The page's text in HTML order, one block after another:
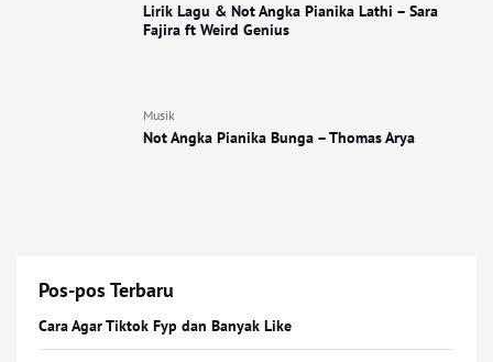
Lirik Lagu & Not Angka Pianika Lathi – Sara
Fajira ft Weird Genius
Musik
Not Angka Pianika Bunga – Thomas Arya
Pos-pos Terbaru
Cara Agar Tiktok Fyp dan Banyak Like